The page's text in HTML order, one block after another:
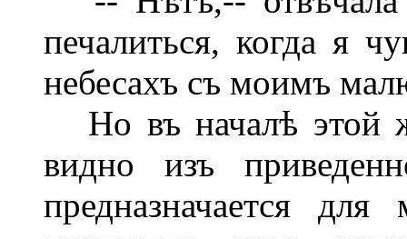
печалиться, когда я
небесахъ съ моимъ
Но въ началѣ этой
видно изъ
предназначается для